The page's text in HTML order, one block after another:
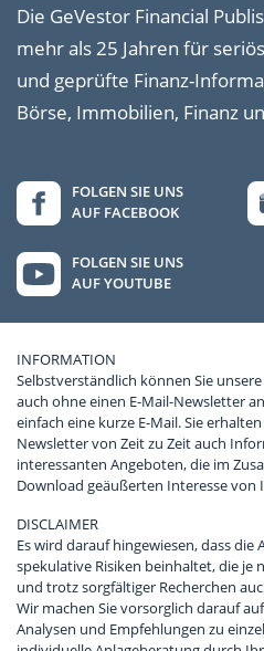
Die GeVestor Financial
mehr als 25 Jahren für
und geprüfte Finanz-
Börse, Immobilien, Finanz
FOLGEN SIE UNS
AUF FACEBOOK
FOLGEN SIE UNS
AUF YOUTUBE
INFORMATION
Selbstverständlich können Sie
auch ohne einen E-Mail-Newsletter
einfach eine kurze E-Mail. Sie
Newsletter von Zeit zu Zeit auch
interessanten Angeboten, die im
Download geäußerten Interesse von
DISCLAIMER
Es wird darauf hingewiesen, dass
spekulative Risiken beinhaltet, die je
und trotz sorgfältiger Recherchen
Wir machen Sie vorsorglich darauf
Analysen und Empfehlungen zu